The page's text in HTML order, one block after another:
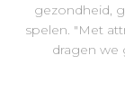
gezondheid,
spelen. "Met
dragen we